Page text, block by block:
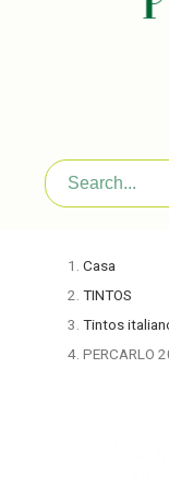
Casa
TINTOS
Tintos
PERCARLO